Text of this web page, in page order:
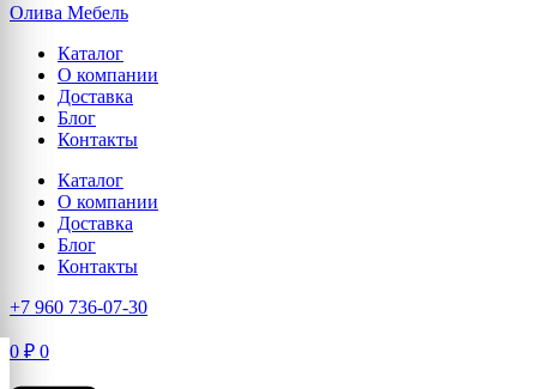
Олива Мебель
Каталог
О компании
Доставка
Блог
Контакты
Каталог
О компании
Доставка
Блог
Контакты
+7 960 736-07-30
0 ₽ 0